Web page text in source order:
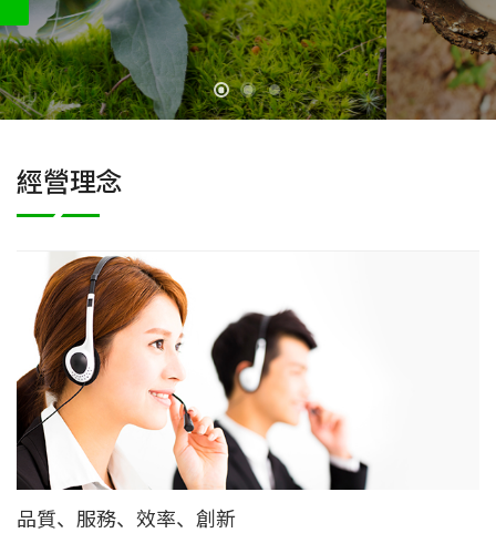
關於我們
經營理念
品質、服務、效率、創新